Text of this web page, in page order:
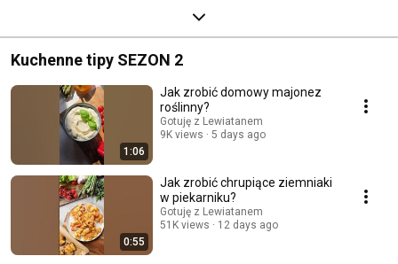
Kuchenne tipy SEZON 2
1:06
Jak zrobić domowy majonez
roślinny?
Gotuję z Lewiatanem
9K views
5 days ago
0:55
Jak zrobić chrupiące ziemniaki
w piekarniku?
Gotuję z Lewiatanem
51K views
12 days ago